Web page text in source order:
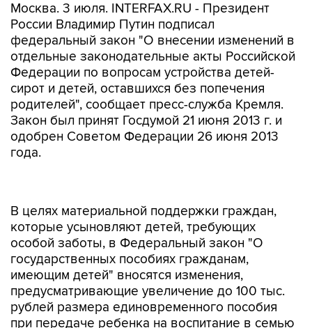
Москва. 3 июля. INTERFAX.RU - Президент
России Владимир Путин подписал
федеральный закон "О внесении изменений в
отдельные законодательные акты Российской
Федерации по вопросам устройства детей-
сирот и детей, оставшихся без попечения
родителей", сообщает пресс-служба Кремля.
Закон был принят Госдумой 21 июня 2013 г. и
одобрен Советом Федерации 26 июня 2013
года.
особой заботы, в Федеральный закон "О
государственных пособиях гражданам,
имеющим детей" вносятся изменения,
предусматривающие увеличение до 100 тыс.
рублей размера единовременного пособия
при передаче ребенка на воспитание в семью
в случае усыновления ребенка-инвалида,